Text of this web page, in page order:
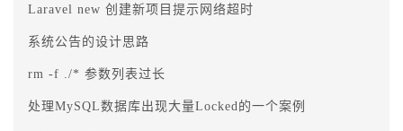
Laravel new 创建新项目提示网络超时
系统公告的设计思路
rm -f ./* 参数列表过长
处理MySQL数据库出现大量Locked的一个案例